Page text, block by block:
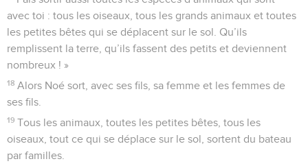
avec toi : tous les oiseaux, tous les grands animaux et toutes
les petites bêtes qui se déplacent sur le sol. Qu’ils
remplissent la terre, qu’ils fassent des petits et deviennent
nombreux ! »
18 Alors Noé sort, avec ses fils, sa femme et les femmes de
ses fils.
19 Tous les animaux, toutes les petites bêtes, tous les
oiseaux, tout ce qui se déplace sur le sol, sortent du bateau
par familles.